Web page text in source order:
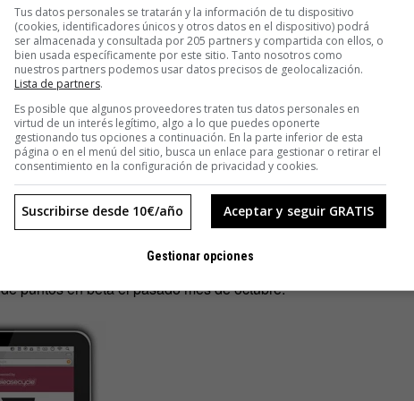
la competitividad entre ellos, con el fin de fomentar sus
puedan ver continuamente cuántos kilómetros está
su huella de carbón al suprimir los vehículos privados.
que “estos programas de cupones están utilizándose
hábitos de vida sostenibles. Nosotros queremos
las empresas un comportamiento ecológico y una apuesta
se registraron más de 8.000 kilómetros en bici, según la
fundada por los emprendedores Ry Morgan, de 23
puntos en beta el pasado mes de octubre.
Tus datos personales se tratarán y la información de tu dispositivo
(cookies, identificadores únicos y otros datos en el dispositivo) podrá
ser almacenada y consultada por 205 partners y compartida con ellos, o
bien usada específicamente por este sitio. Tanto nosotros como
nuestros partners podemos usar datos precisos de geolocalización.
Lista de partners.
Es posible que algunos proveedores traten tus datos personales en
virtud de un interés legítimo, algo a lo que puedes oponerte
gestionando tus opciones a continuación. En la parte inferior de esta
página o en el menú del sitio, busca un enlace para gestionar o retirar el
consentimiento en la configuración de privacidad y cookies.
Aceptar y seguir GRATIS
Suscribirse desde 10€/año
Gestionar opciones